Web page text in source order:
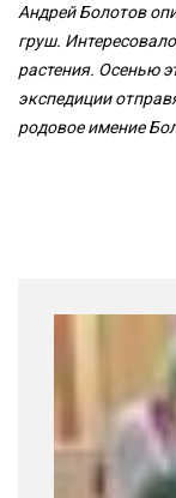
Андрей Болотов
груш.
растения. Осенью
экспедиции
родовое имение